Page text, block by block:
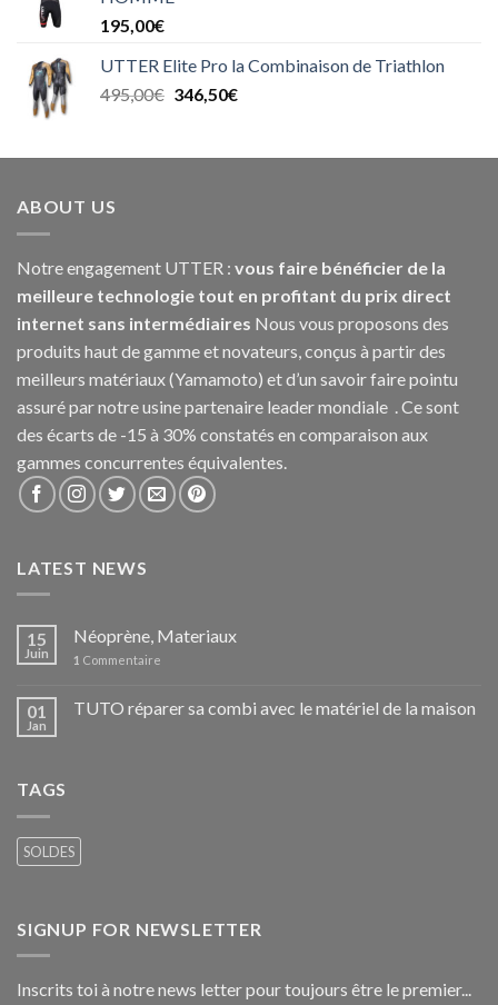
195,00€
UTTER Elite Pro la Combinaison de Triathlon
495,00€ 346,50€
ABOUT US
Notre engagement UTTER : vous faire bénéficier de la
meilleure technologie tout en profitant du prix direct
internet sans intermédiaires Nous vous proposons des
produits haut de gamme et novateurs, conçus à partir des
meilleurs matériaux (Yamamoto) et d’un savoir faire pointu
assuré par notre usine partenaire leader mondiale . Ce sont
des écarts de -15 à 30% constatés en comparaison aux
gammes concurrentes équivalentes.
LATEST NEWS
15
Juin
Néoprène, Materiaux
1 Commentaire
01
Jan
TUTO réparer sa combi avec le matériel de la maison
TAGS
SOLDES
SIGNUP FOR NEWSLETTER
Inscrits toi à notre news letter pour toujours être le premier...